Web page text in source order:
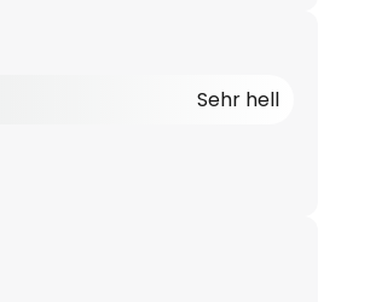
Sehr hell